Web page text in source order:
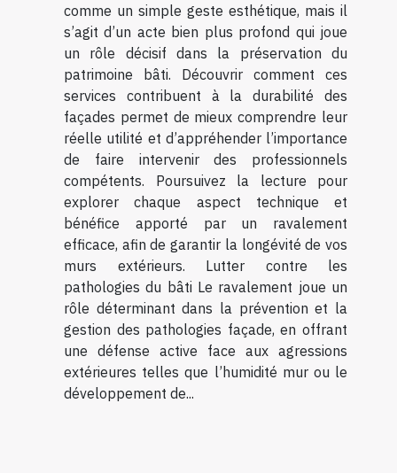
comme un simple geste esthétique, mais il
s’agit d’un acte bien plus profond qui joue
un rôle décisif dans la préservation du
patrimoine bâti. Découvrir comment ces
services contribuent à la durabilité des
façades permet de mieux comprendre leur
réelle utilité et d’appréhender l’importance
de faire intervenir des professionnels
compétents. Poursuivez la lecture pour
explorer chaque aspect technique et
bénéfice apporté par un ravalement
efficace, afin de garantir la longévité de vos
murs extérieurs. Lutter contre les
pathologies du bâti Le ravalement joue un
rôle déterminant dans la prévention et la
gestion des pathologies façade, en offrant
une défense active face aux agressions
extérieures telles que l’humidité mur ou le
développement de...